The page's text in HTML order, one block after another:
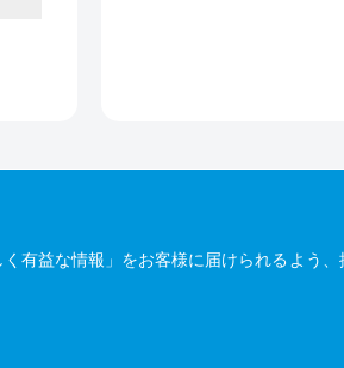
有益な情報」をお客様に届けられるよう、